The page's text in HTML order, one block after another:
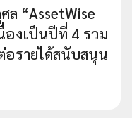
ล “AssetWise
องเป็นปีที่ 4 รวม
อรายได้สนับสนุน